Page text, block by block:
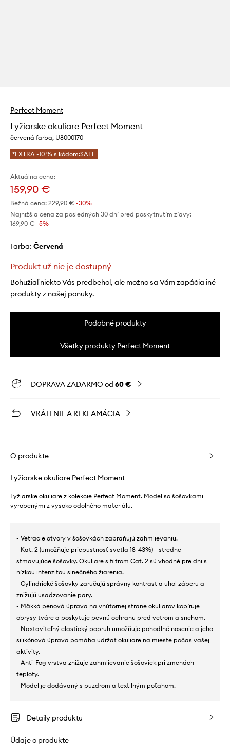
Perfect Moment
Lyžiarske okuliare Perfect Moment
červená farba, U8000170
*EXTRA -10 % s kódom:SALE
Aktuálna cena:
159,90 €
Bežná cena: 229,90 € -30%
Najnižšia cena za posledných 30 dní pred poskytnutím zľavy:
169,90 € -5%
Farba: červená
Produkt už nie je dostupný
Bohužiaľ niekto Vás predbehol, ale možno sa Vám zapáčia iné
produkty z našej ponuky.
Podobné produkty
Všetky produkty Perfect Moment
DOPRAVA ZADARMO od 60 €
VRÁTENIE A REKLAMÁCIA
O produkte
Lyžiarske okuliare Perfect Moment
Lyžiarske okuliare z kolekcie Perfect Moment. Model so šošovkami
vyrobenými z vysoko odolného materiálu.
- Vetracie otvory v šošovkách zabraňujú zahmlievaniu.
- Kat. 2 (umožňuje priepustnosť svetla 18-43%) - stredne
stmavujúce šošovky. Okuliare s filtrom Cat. 2 sú vhodné pre dni s
nízkou intenzitou slnečného žiarenia.
- Cylindrické šošovky zaručujú správny kontrast a uhol záberu a
znižujú usadzovanie pary.
- Mäkká penová úprava na vnútornej strane okuliarov kopíruje
obrysy tváre a poskytuje pevnú ochranu pred vetrom a snehom.
- Nastaviteľný elastický popruh umožňuje pohodlné nosenie a jeho
silikónová úprava pomáha udržať okuliare na mieste počas vašej
aktivity.
- Anti-Fog vrstva znižuje zahmlievanie šošoviek pri zmenách
teploty.
- Model je dodávaný s puzdrom a textilným poťahom.
Detaily produktu
Údaje o produkte